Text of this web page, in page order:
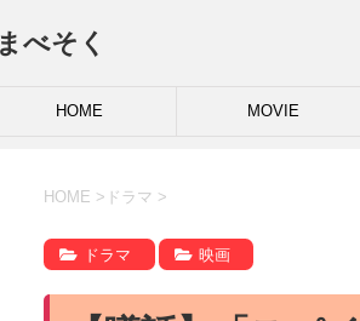
まべそく
HOME MOVIE
HOME > ドラマ >
ドラマ 映画